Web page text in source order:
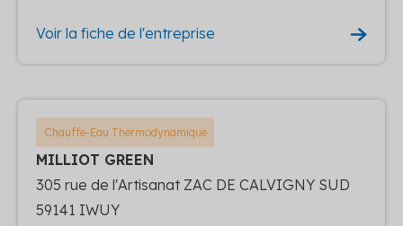
Voir la fiche de l'entreprise
Chauffe-Eau Thermodynamique
MILLIOT GREEN
305 rue de l'Artisanat ZAC DE CALVIGNY SUD
59141 IWUY